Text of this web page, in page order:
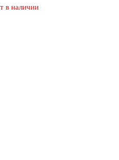
в наличии